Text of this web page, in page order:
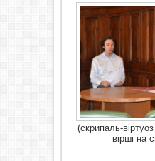
(скрипаль-
вірші на